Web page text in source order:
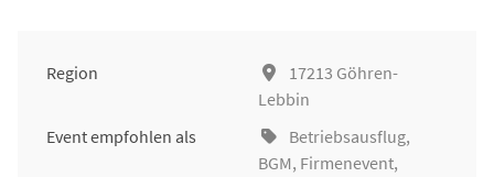
Region
17213 Göhren-
Lebbin
Event empfohlen als
Betriebsausflug,
BGM, Firmenevent,